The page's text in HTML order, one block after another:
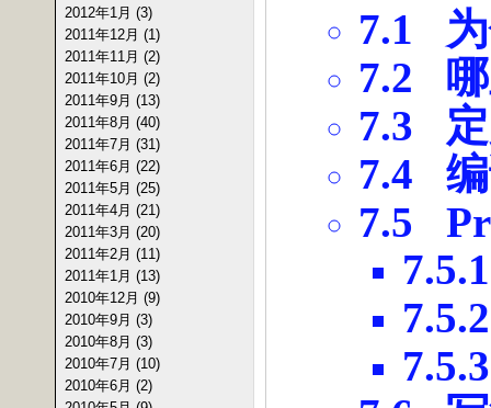
2012年1月 (3)
2011年12月 (1)
2011年11月 (2)
2011年10月 (2)
2011年9月 (13)
2011年8月 (40)
2011年7月 (31)
2011年6月 (22)
2011年5月 (25)
2011年4月 (21)
2011年3月 (20)
2011年2月 (11)
2011年1月 (13)
2010年12月 (9)
2010年9月 (3)
2010年8月 (3)
2010年7月 (10)
2010年6月 (2)
7.1
7.2
7.3
7.4
7.5
7.5.1
7.5.2
7.5.3